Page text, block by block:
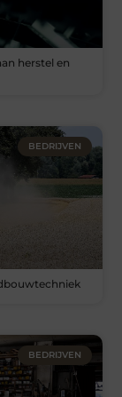
herstel en
BEDRIJVEN
BEDRIJVEN